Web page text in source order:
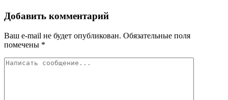
Добавить комментарий
Ваш e-mail не будет опубликован. Обязательные поля
помечены *